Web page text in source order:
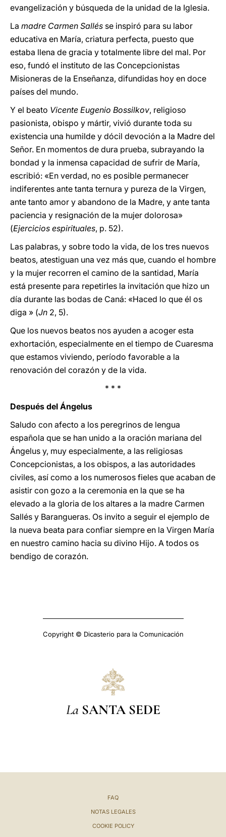
evangelización y búsqueda de la unidad de la Iglesia.
La madre Carmen Sallés se inspiró para su labor
educativa en María, criatura perfecta, puesto que
estaba llena de gracia y totalmente libre del mal. Por
eso, fundó el instituto de las Concepcionistas
Misioneras de la Enseñanza, difundidas hoy en doce
países del mundo.
Y el beato Vicente Eugenio Bossilkov, religioso
pasionista, obispo y mártir, vivió durante toda su
existencia una humilde y dócil devoción a la Madre del
Señor. En momentos de dura prueba, subrayando la
bondad y la inmensa capacidad de sufrir de María,
escribió: «En verdad, no es posible permanecer
indiferentes ante tanta ternura y pureza de la Virgen,
ante tanto amor y abandono de la Madre, y ante tanta
paciencia y resignación de la mujer dolorosa»
(Ejercicios espirituales, p. 52).
Las palabras, y sobre todo la vida, de los tres nuevos
beatos, atestiguan una vez más que, cuando el hombre
y la mujer recorren el camino de la santidad, María
está presente para repetirles la invitación que hizo un
día durante las bodas de Caná: «Haced lo que él os
diga » (Jn 2, 5).
Que los nuevos beatos nos ayuden a acoger esta
exhortación, especialmente en el tiempo de Cuaresma
que estamos viviendo, período favorable a la
renovación del corazón y de la vida.
* * *
Después del Ángelus
Saludo con afecto a los peregrinos de lengua
española que se han unido a la oración mariana del
Ángelus y, muy especialmente, a las religiosas
Concepcionistas, a los obispos, a las autoridades
civiles, así como a los numerosos fieles que acaban de
asistir con gozo a la ceremonia en la que se ha
elevado a la gloria de los altares a la madre Carmen
Sallés y Barangueras. Os invito a seguir el ejemplo de
la nueva beata para confiar siempre en la Virgen María
en nuestro camino hacia su divino Hijo. A todos os
bendigo de corazón.
Copyright © Dicasterio para la Comunicación
La SANTA SEDE
FAQ
NOTAS LEGALES
COOKIE POLICY